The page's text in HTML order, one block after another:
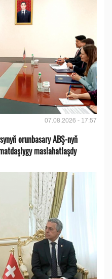
07.08.2026 - 17:57
orunbasary ABŞ-nyň
maslahatlaşdy